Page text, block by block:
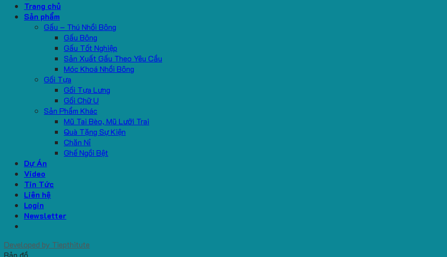
Trang chủ
Sản phẩm
Gấu – Thú Nhồi Bông
Gấu Bông
Gấu Tốt Nghiệp
Sản Xuất Gấu Theo Yêu Cầu
Móc Khoá Nhồi Bông
Gối Tựa
Gối Tựa Lưng
Gối Chữ U
Sản Phẩm Khác
Mũ Tai Bèo, Mũ Lưỡi Trai
Quà Tặng Sự Kiện
Chăn Nỉ
Ghế Ngồi Bệt
Dự Án
Video
Tin Tức
Liên hệ
Login
Newsletter
Developed by Tiepthitute